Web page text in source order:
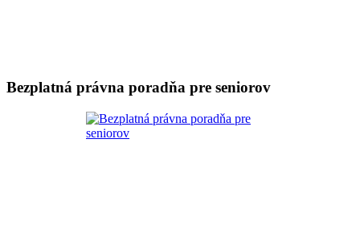
Bezplatná právna poradňa pre seniorov